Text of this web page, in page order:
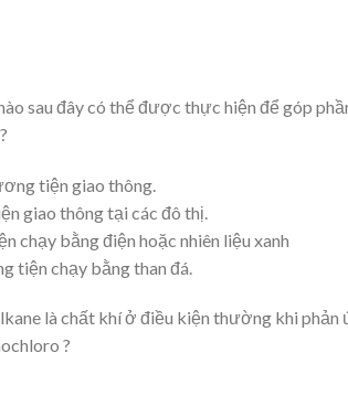
sau đây có thể được thực hiện để góp
tiện giao thông.
giao thông tại các đô thị.
chạy bằng điện hoặc nhiên liệu xanh
tiện chạy bằng than đá.
là chất khí ở điều kiện thường khi phản
?